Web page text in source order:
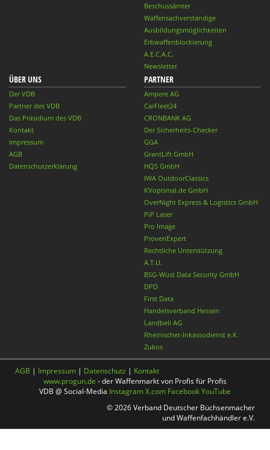
Beschussämter
Waffensachverständige
Ausbildungsmöglichkeiten
Erbwaffenblockierung
A.E.C.A.C.
Newsletter
ÜBER UNS
Der VDB
Partner des VDB
Das Präsidium des VDB
Kontakt
Impressum
AGB
Datenschutzerklärung
PARTNER
Ampere AG
CarFleet24
CRONBANK AG
Der Sicherheits-Checker
GGA
GrantLift GmbH
HQS GmbH
IWA OutdoorClassics
KVoptimal.de GmbH
OverNight Express & Logistics GmbH
PiP Laser
Pro Image
ProvenExpert
Rechtliche Unterstützung
A.T.U.
BSG-Wüst Data Security GmbH
DPD
First Data
Handelsverband Hessen
Landbell AG
Rheinischer-Inkassodienst e.K.
Zukos
AGB | Impressum | Datenschutz | Kontakt
www.progun.de - der Waffenmarkt von Profis für Profis
VDB @ Social-Media InstagramX.com FacebookYouTube
© 2026 Verband Deutscher Büchsenmacher
und Waffenfachhändler e.V.